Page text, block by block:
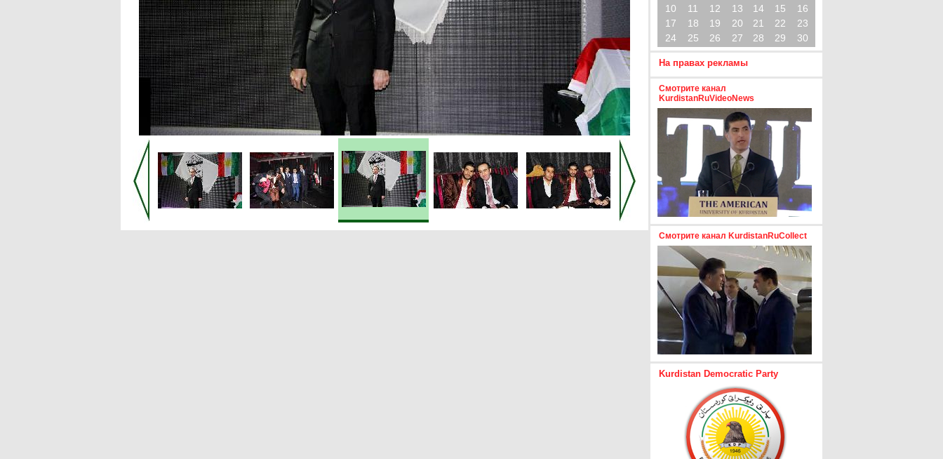
10
11 12 13 14 15
16
17
18 19 20 21 22
23
24
25 26 27 28 29 30
На правах рекламы
Смотрите канал
KurdistanRuVideoNews
Смотрите канал KurdistanRuCollect
Kurdistan Democratic Party